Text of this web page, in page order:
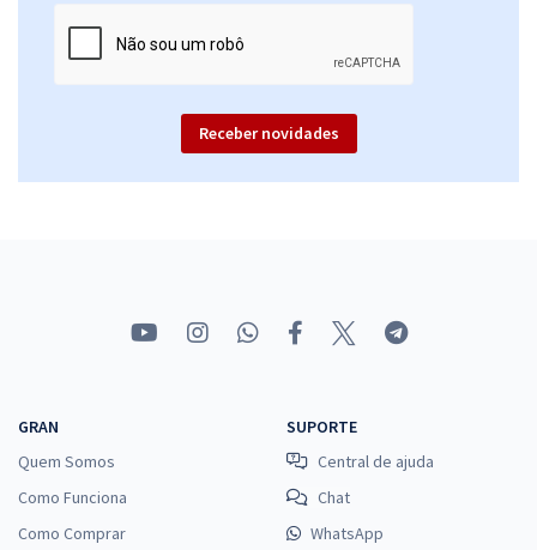
Receber novidades
GRAN
Quem Somos
Como Funciona
Como Comprar
SUPORTE
Central de ajuda
Chat
WhatsApp